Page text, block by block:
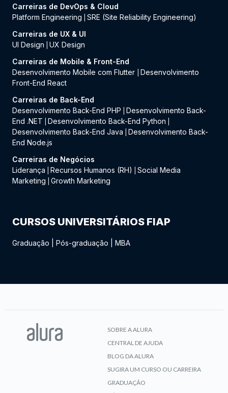
Carreiras de DevOps & Cloud
Platform Engineering
SRE (Site Reliability Engineering)
Carreiras de UX & UI
UI Design
UX Design
Carreiras de Mobile & Front-End
Desenvolvimento Mobile com Flutter
Desenvolvimento
Front-End React
Carreiras de Back-End
Desenvolvimento Back-End PHP
Desenvolvimento Back-
End .NET
Desenvolvimento Back-End Python
Desenvolvimento Back-End Java
Desenvolvimento Back-
End Node.js
Carreiras de Negócios
Liderança
Recursos Humanos (RH)
Social Media
Marketing
Growth Marketing
CURSOS UNIVERSITÁRIOS FIAP
Graduação Pós-graduação MBA
SOBRE A ALURA
CENTRAL DE AJUDA
BLOG DA ALURA
SUGIRA UM CURSO OU CARREIRA
GRADUAÇÃO